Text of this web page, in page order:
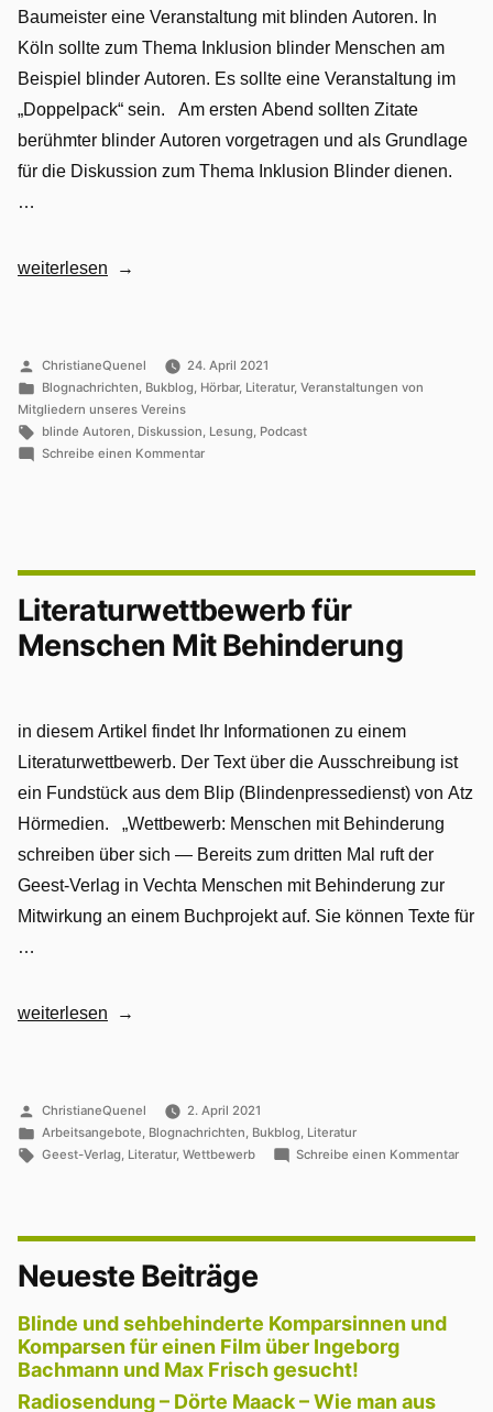
Baumeister eine Veranstaltung mit blinden Autoren. In
Köln sollte zum Thema Inklusion blinder Menschen am
Beispiel blinder Autoren. Es sollte eine Veranstaltung im
„Doppelpack“ sein. Am ersten Abend sollten Zitate
berühmter blinder Autoren vorgetragen und als Grundlage
für die Diskussion zum Thema Inklusion Blinder dienen.
…
„Vielseitiger
drei
blinden
Autoren“
weiterlesen
Veröffentlicht
von
ChristianeQuenel
24. April 2021
Veröffentlicht
in
Blognachrichten, Bukblog, Hörbar, Literatur, Veranstaltungen von
Mitgliedern unseres Vereins
Schlagwörter:
blinde Autoren, Diskussion, Lesung, Podcast
Schreibe einen Kommentarzu
Literaturwettbewerb für
Menschen Mit Behinderung
in diesem Artikel findet Ihr Informationen zu einem
Literaturwettbewerb. Der Text über die Ausschreibung ist
ein Fundstück aus dem Blip (Blindenpressedienst) von Atz
Hörmedien. „Wettbewerb: Menschen mit Behinderung
schreiben über sich — Bereits zum dritten Mal ruft der
Geest-Verlag in Vechta Menschen mit Behinderung zur
Mitwirkung an einem Buchprojekt auf. Sie können Texte für
…
„Literaturwettbewerb
Mit
Behinderung“
weiterlesen
Veröffentlicht
von
ChristianeQuenel
2. April 2021
Veröffentlicht
in
Arbeitsangebote, Blognachrichten, Bukblog, Literatur
Schlagwörter:
Geest-Verlag, Literatur, Wettbewerb Schreibe einen Kommentarzu
Mit
Neueste Beiträge
Blinde und sehbehinderte Komparsinnen und
Komparsen für einen Film über Ingeborg
Bachmann und Max Frisch gesucht!
Radiosendung – Dörte Maack – Wie man aus